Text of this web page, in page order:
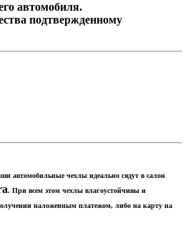
автомобиля.
подтвержденному
автомобильные чехлы идеально сядут в салон
. При всем этом чехлы влагоустойчивы и
наложенным платежом, либо на карту на